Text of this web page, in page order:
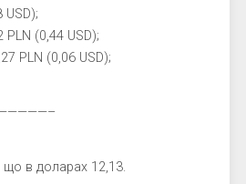
USD);
PLN (0,44 USD);
PLN (0,06 USD);
в доларах 12,13.